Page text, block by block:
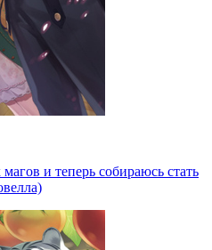
и теперь собираюсь стать